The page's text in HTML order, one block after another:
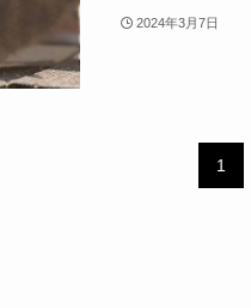
2024年3月7日
1